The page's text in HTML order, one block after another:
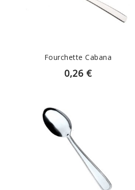
EN SAVOIR PLUS
Fourchette Cabana
0,26 €
EN SAVOIR PLUS